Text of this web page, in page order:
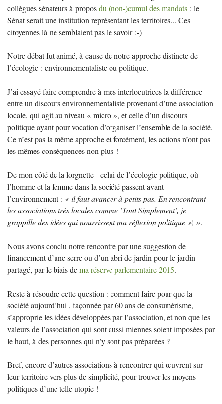
collègues sénateurs à proposdu (non-)cumul des mandats : le
Sénat serait une institution représentant les territoires... Ces
citoyennes là ne semblaient pas le savoir :-)
Notre débat fut animé, à cause de notre approche distincte de
l’écologie : environnementaliste ou politique.
J’ai essayé faire comprendre à mes interlocutrices la différence
entre un discours environnementaliste provenant d’une association
locale, qui agit au niveau « micro », et celle d’un discours
politique ayant pour vocation d’organiser l’ensemble de la société.
Ce n’est pas la même approche et forcément, les actions n’ont pas
les mêmes conséquences non plus !
De mon côté de la lorgnette - celui de l’écologie politique, où
l’homme et la femme dans la société passent avant
l’environnement : « il faut avancer à petits pas. En rencontrant
les associations très locales comme ’Tout Simplement’, je
grappille des idées qui nourrissent ma réflexion politique »¦ ».
Nous avons conclu notre rencontre par une suggestion de
financement d’une serre ou d’un abri de jardin pour le jardin
partagé, par le biais dema réserve parlementaire 2015.
Reste à résoudre cette question : comment faire pour que la
société aujourd’hui , façonnée par 60 ans de consumérisme,
s’approprie les idées développées par l’association, et non que les
valeurs de l’association qui sont aussi miennes soient imposées par
le haut, à des personnes qui n’y sont pas préparées ?
Bref, encore d’autres associations à rencontrer qui œuvrent sur
leur territoire vers plus de simplicité, pour trouver les moyens
politiques d’une telle utopie !